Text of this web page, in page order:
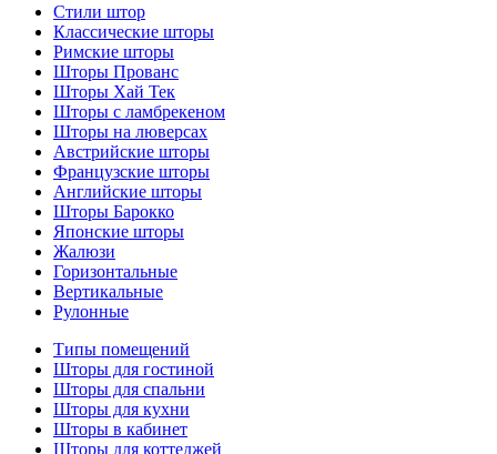
Стили штор
Классические шторы
Римские шторы
Шторы Прованс
Шторы Хай Тек
Шторы с ламбрекеном
Шторы на люверсах
Австрийские шторы
Французские шторы
Английские шторы
Шторы Барокко
Японские шторы
Жалюзи
Горизонтальные
Вертикальные
Рулонные
Типы помещений
Шторы для гостиной
Шторы для спальни
Шторы для кухни
Шторы в кабинет
Шторы для коттеджей